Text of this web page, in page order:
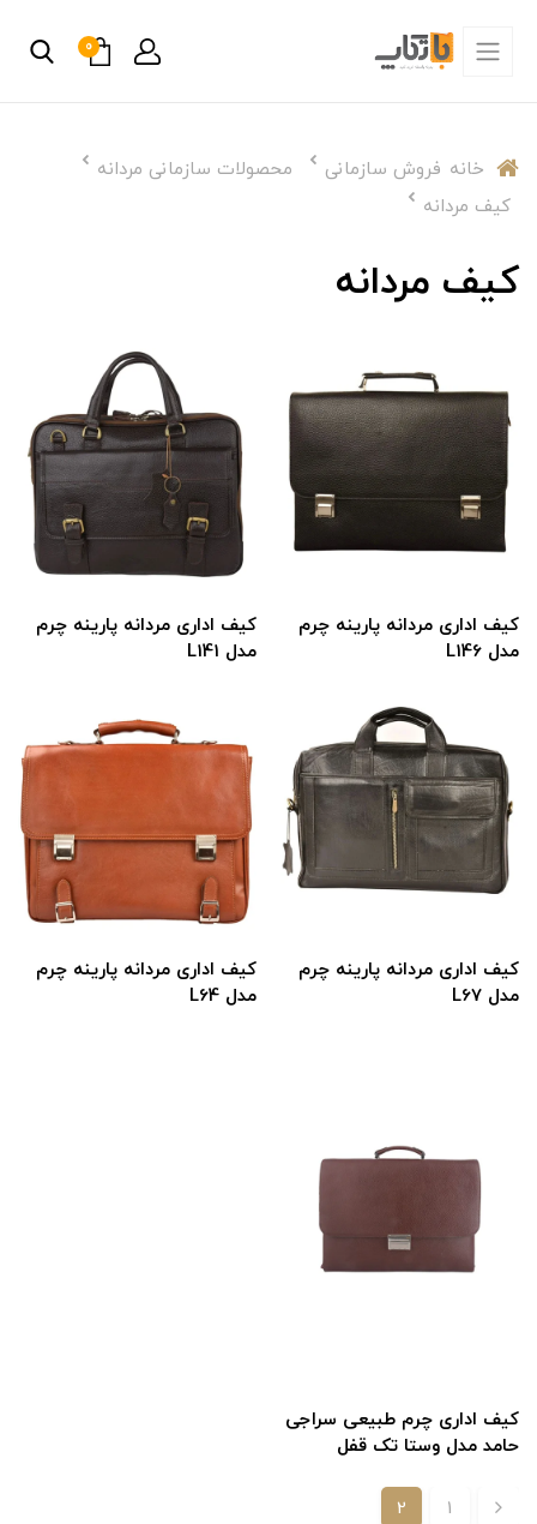
0
خانه فروش سازمانی
محصولات سازمانی مردانه
کیف مردانه
کیف مردانه
کیف اداری مردانه پارینه چرم
مدل L146
کیف اداری مردانه پارینه چرم
مدل L141
کیف اداری مردانه پارینه چرم
مدل L67
کیف اداری مردانه پارینه چرم
مدل L64
کیف اداری چرم طبیعی سراجی
حامد مدل وستا تک قفل
1
2